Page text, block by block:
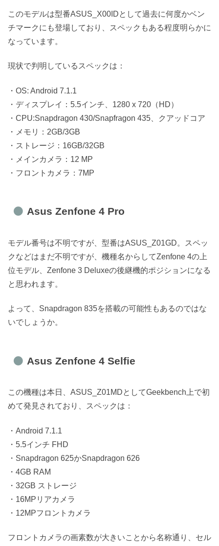
このモデルは型番ASUS_X00IDとして過去に何度かベン
チマークにも登場しており、スペックもある程度明らかに
なっています。
現状で判明しているスペックは：
・OS: Android 7.1.1
・ディスプレイ：5.5インチ、1280 x 720（HD）
・CPU:Snapdragon 430/Snapfragon 435、クアッドコア
・メモリ：2GB/3GB
・ストレージ：16GB/32GB
・メインカメラ：12 MP
・フロントカメラ：7MP
Asus Zenfone 4 Pro
モデル番号は不明ですが、型番はASUS_Z01GD。スペッ
クなどはまだ不明ですが、機種名からしてZenfone 4の上
位モデル、Zenfone 3 Deluxeの後継機的ポジションになる
と思われます。
よって、Snapdragon 835を搭載の可能性もあるのではな
いでしょうか。
Asus Zenfone 4 Selfie
この機種は本日、ASUS_Z01MDとしてGeekbench上で初
めて発見されており、スペックは：
・Android 7.1.1
・5.5インチ FHD
・Snapdragon 625かSnapdragon 626
・4GB RAM
・32GB ストレージ
・16MPリアカメラ
・12MPフロントカメラ
フロントカメラの画素数が大きいことから名称通り、セル